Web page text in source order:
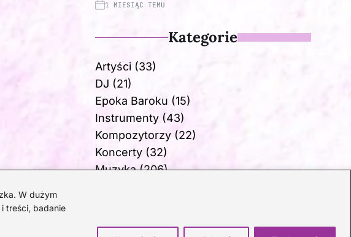
W dużym
treści, badanie
1 MIESIĄC TEMU
Kategorie
Artyści(33)
DJ (21)
Epoka Baroku (15)
Instrumenty(43)
Kompozytorzy(22)
Koncerty(32)
Muzyka(206)